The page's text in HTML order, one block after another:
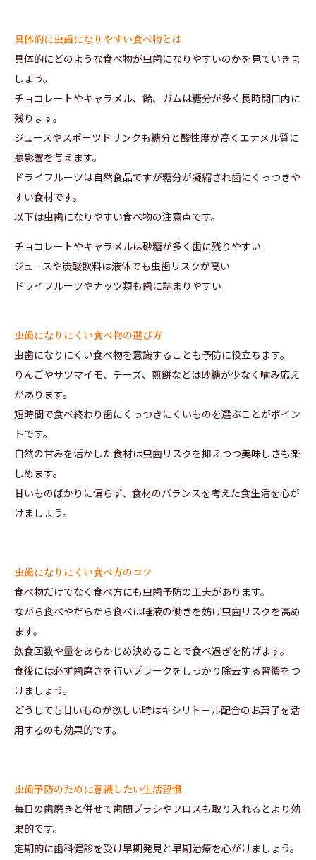
具体的に虫歯になりやすい食べ物とは
具体的にどのような食べ物が虫歯になりやすいのかを見ていきま
しょう。
チョコレートやキャラメル、飴、ガムは糖分が多く長時間口内に
残ります。
ジュースやスポーツドリンクも糖分と酸性度が高くエナメル質に
悪影響を与えます。
ドライフルーツは自然食品ですが糖分が凝縮され歯にくっつきや
すい食材です。
以下は虫歯になりやすい食べ物の注意点です。
チョコレートやキャラメルは砂糖が多く歯に残りやすい
ジュースや炭酸飲料は液体でも虫歯リスクが高い
ドライフルーツやナッツ類も歯に詰まりやすい
虫歯になりにくい食べ物の選び方
虫歯になりにくい食べ物を意識することも予防に役立ちます。
りんごやサツマイモ、チーズ、煎餅などは砂糖が少なく噛み応え
があります。
短時間で食べ終わり歯にくっつきにくいものを選ぶことがポイン
トです。
自然の甘みを活かした食材は虫歯リスクを抑えつつ美味しさも楽
しめます。
甘いものばかりに偏らず、食材のバランスを考えた食生活を心が
けましょう。
虫歯になりにくい食べ方のコツ
食べ物だけでなく食べ方にも虫歯予防の工夫があります。
ながら食べやだらだら食べは唾液の働きを妨げ虫歯リスクを高め
ます。
飲食回数や量をあらかじめ決めることで食べ過ぎを防げます。
食後には必ず歯磨きを行いプラークをしっかり除去する習慣をつ
けましょう。
どうしても甘いものが欲しい時はキシリトール配合のお菓子を活
用するのも効果的です。
虫歯予防のために意識したい生活習慣
毎日の歯磨きと併せて歯間ブラシやフロスも取り入れるとより効
果的です。
定期的に歯科健診を受け早期発見と早期治療を心がけましょう。